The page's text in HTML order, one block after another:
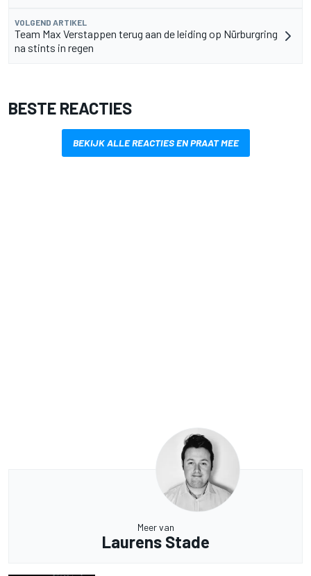
VOLGEND ARTIKEL
Team Max Verstappen terug aan de leiding op Nürburgring
na stints in regen
BESTE REACTIES
BEKIJK ALLE REACTIES EN PRAAT MEE
Meer van
Laurens Stade